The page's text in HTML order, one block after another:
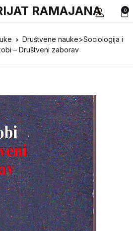
0
RAMAJANA
Društvene nauke>Sociologija i
– Društveni zaborav